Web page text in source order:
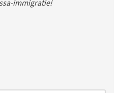
immigratie!